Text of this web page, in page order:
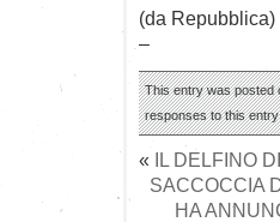
(da Repubblica)
–
This entry was posted
responses to this
« IL DELFINO
SACCOCCIA
HA